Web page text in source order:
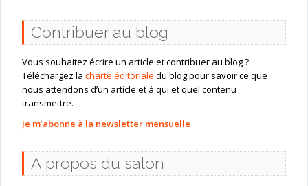
Contribuer au blog
Vous souhaitez écrire un article et contribuer au blog ?
Téléchargez la charte éditoriale du blog pour savoir ce que
nous attendons d’un article et à qui et quel contenu
transmettre.
Je m’abonne à la newsletter mensuelle
A propos du salon